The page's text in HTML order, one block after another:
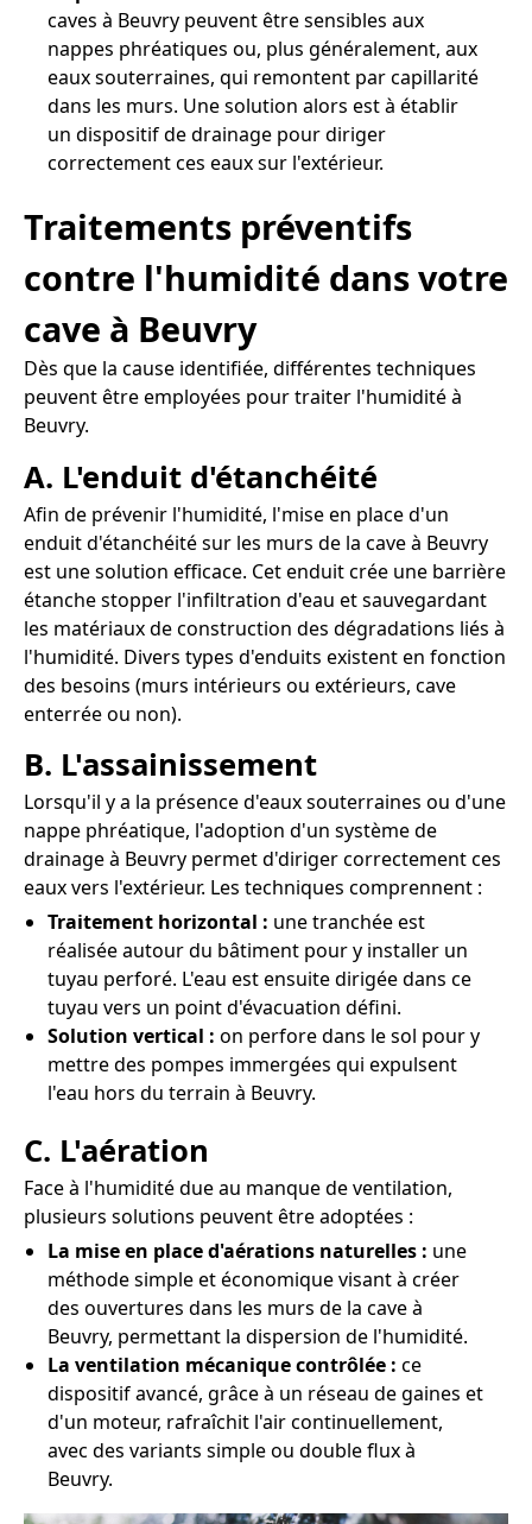
caves à Beuvry peuvent être sensibles aux
nappes phréatiques ou, plus généralement, aux
eaux souterraines, qui remontent par capillarité
dans les murs. Une solution alors est à établir
un dispositif de drainage pour diriger
correctement ces eaux sur l'extérieur.
Traitements préventifs
contre l'humidité dans votre
cave à Beuvry
Dès que la cause identifiée, différentes techniques
peuvent être employées pour traiter l'humidité à
Beuvry.
A. L'enduit d'étanchéité
Afin de prévenir l'humidité, l'mise en place d'un
enduit d'étanchéité sur les murs de la cave à Beuvry
est une solution efficace. Cet enduit crée une barrière
étanche stopper l'infiltration d'eau et sauvegardant
les matériaux de construction des dégradations liés à
l'humidité. Divers types d'enduits existent en fonction
des besoins (murs intérieurs ou extérieurs, cave
enterrée ou non).
B. L'assainissement
Lorsqu'il y a la présence d'eaux souterraines ou d'une
nappe phréatique, l'adoption d'un système de
drainage à Beuvry permet d'diriger correctement ces
eaux vers l'extérieur. Les techniques comprennent :
Traitement horizontal : une tranchée est
réalisée autour du bâtiment pour y installer un
tuyau perforé. L'eau est ensuite dirigée dans ce
tuyau vers un point d'évacuation défini.
Solution vertical : on perfore dans le sol pour y
mettre des pompes immergées qui expulsent
l'eau hors du terrain à Beuvry.
C. L'aération
Face à l'humidité due au manque de ventilation,
plusieurs solutions peuvent être adoptées :
La mise en place d'aérations naturelles : une
méthode simple et économique visant à créer
des ouvertures dans les murs de la cave à
Beuvry, permettant la dispersion de l'humidité.
La ventilation mécanique contrôlée : ce
dispositif avancé, grâce à un réseau de gaines et
d'un moteur, rafraîchit l'air continuellement,
avec des variants simple ou double flux à
Beuvry.